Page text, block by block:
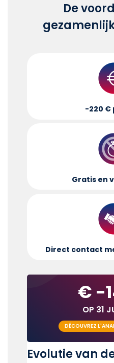
De
-220 €
Gratis en
Direct contact
€ -
OP 31
DÉCOUVREZ
Evolutie van